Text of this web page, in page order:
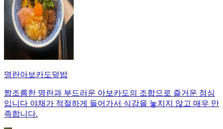
명란아보카도덮밥
짭조름한 명란과 부드러운 아보카도의 조합으로 즐거운 점심
입니다 야채가 적절하게 들어가서 식감을 놓치지 않고 매우 만
족합니다.